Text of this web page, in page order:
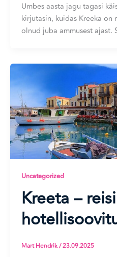
Umbes aasta jagu tagasi
kirjutasin, kuidas Kreeka on
olnud juba ammusest
Uncategorized
Kreeta –
Mart Hendrik/23.09.2025